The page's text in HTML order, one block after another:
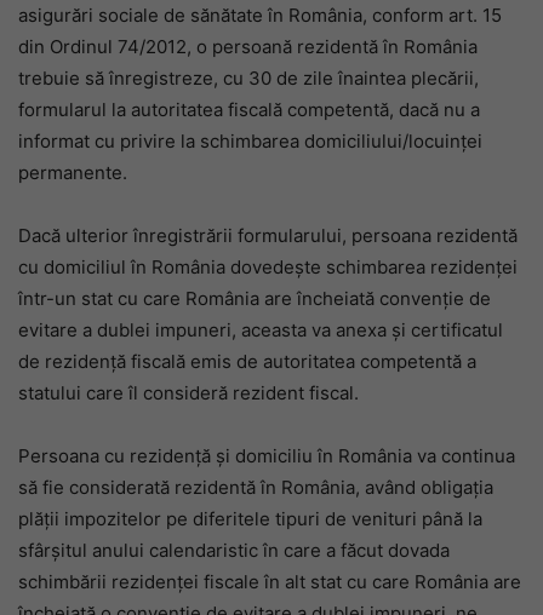
asigurări sociale de sănătate în România, conform art. 15
din Ordinul 74/2012, o persoană rezidentă în România
trebuie să înregistreze, cu 30 de zile înaintea plecării,
formularul la autoritatea fiscală competentă, dacă nu a
informat cu privire la schimbarea domiciliului/locuinței
permanente.
Dacă ulterior înregistrării formularului, persoana rezidentă
cu domiciliul în România dovedește schimbarea rezidenței
într-un stat cu care România are încheiată convenție de
evitare a dublei impuneri, aceasta va anexa și certificatul
de rezidență fiscală emis de autoritatea competentă a
statului care îl consideră rezident fiscal.
Persoana cu rezidență și domiciliu în România va continua
să fie considerată rezidentă în România, având obligația
plății impozitelor pe diferitele tipuri de venituri până la
sfârșitul anului calendaristic în care a făcut dovada
schimbării rezidenței fiscale în alt stat cu care România are